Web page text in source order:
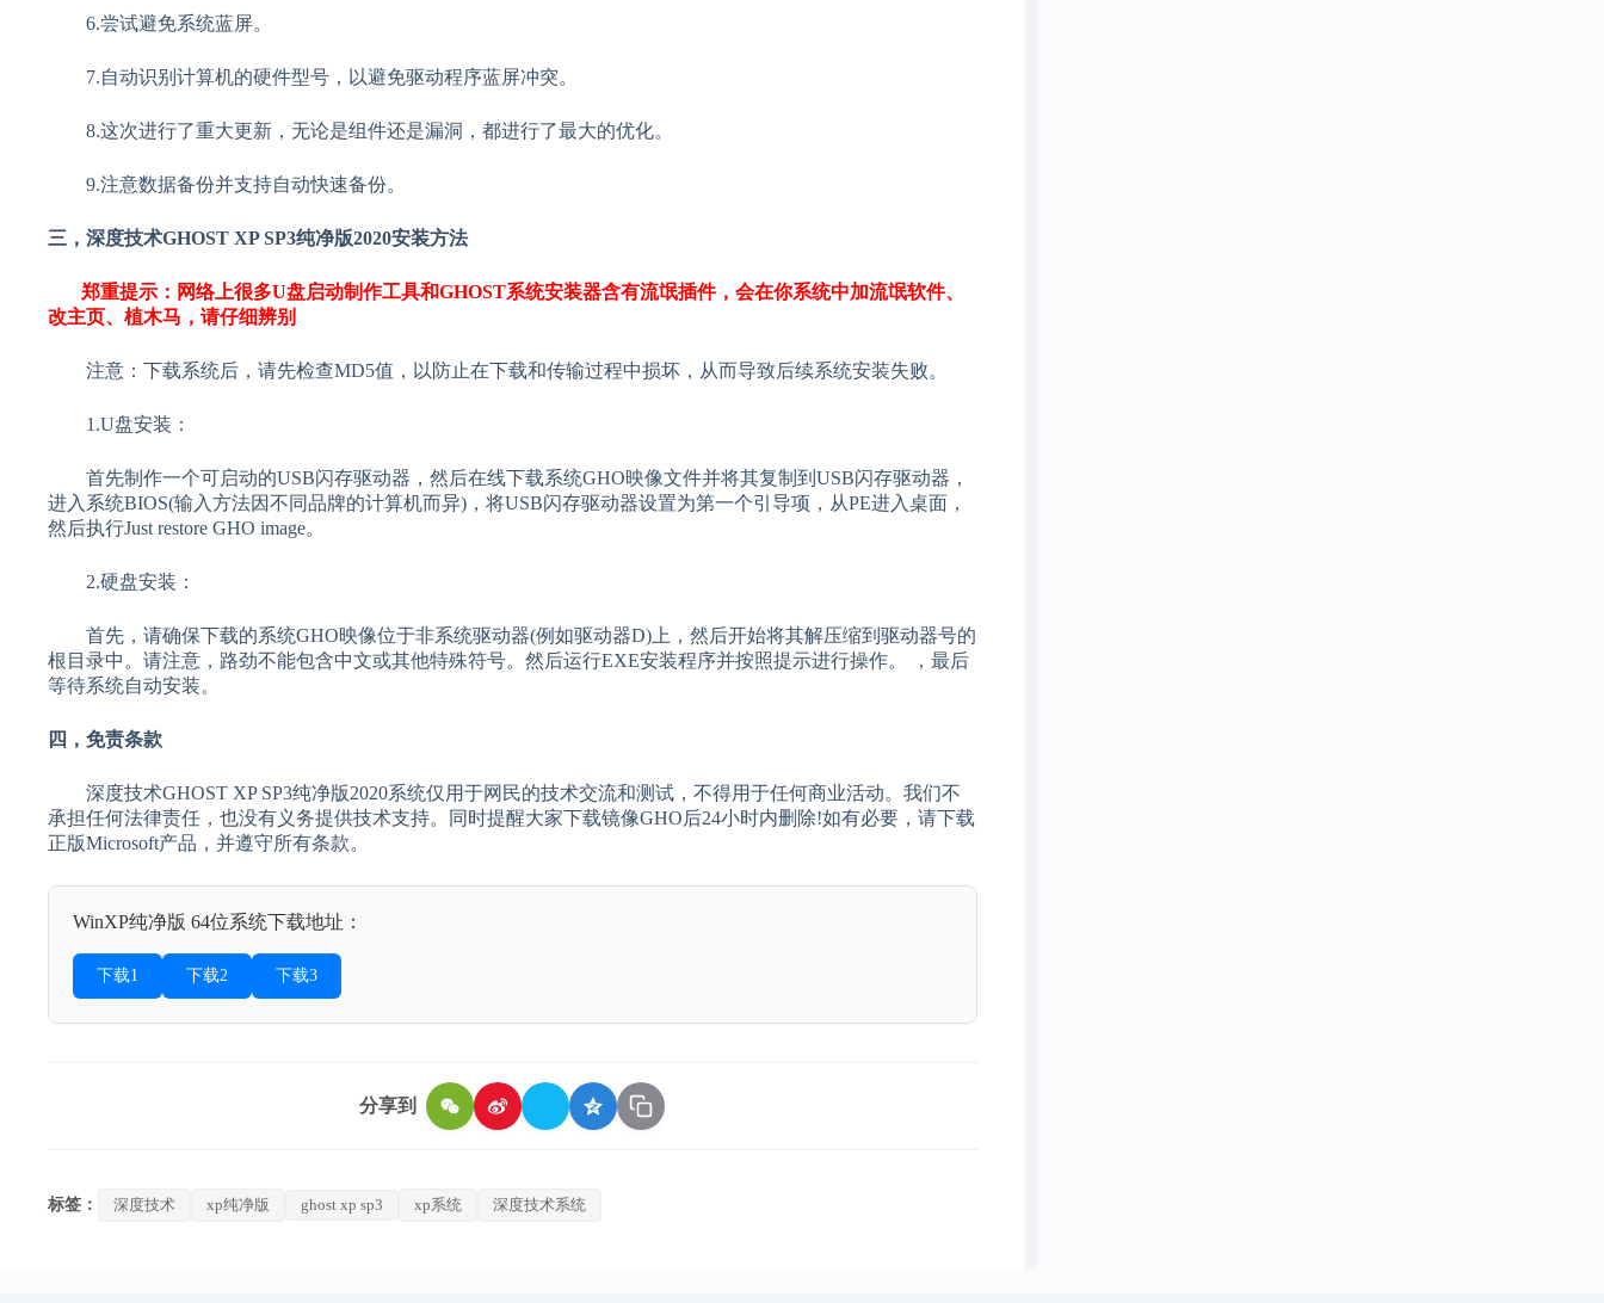
6.尝试避免系统蓝屏。
7.自动识别计算机的硬件型号，以避免驱动程序蓝屏冲突。
8.这次进行了重大更新，无论是组件还是漏洞，都进行了最大的优化。
9.注意数据备份并支持自动快速备份。
三，深度技术GHOST XP SP3纯净版2020安装方法
郑重提示：网络上很多U盘启动制作工具和GHOST系统安装器含有流氓插件，会在你系统中加流氓软件、
改主页、植木马，请仔细辨别
注意：下载系统后，请先检查MD5值，以防止在下载和传输过程中损坏，从而导致后续系统安装失败。
1.U盘安装：
首先制作一个可启动的USB闪存驱动器，然后在线下载系统GHO映像文件并将其复制到USB闪存驱动器，
进入系统BIOS(输入方法因不同品牌的计算机而异)，将USB闪存驱动器设置为第一个引导项，从PE进入桌面，
然后执行Just restore GHO image。
2.硬盘安装：
首先，请确保下载的系统GHO映像位于非系统驱动器(例如驱动器D)上，然后开始将其解压缩到驱动器号的
根目录中。请注意，路劲不能包含中文或其他特殊符号。然后运行EXE安装程序并按照提示进行操作。 ，最后
等待系统自动安装。
四，免责条款
深度技术GHOST XP SP3纯净版2020系统仅用于网民的技术交流和测试，不得用于任何商业活动。我们不
承担任何法律责任，也没有义务提供技术支持。同时提醒大家下载镜像GHO后24小时内删除!如有必要，请下载
正版Microsoft产品，并遵守所有条款。
WinXP纯净版 64位系统下载地址：
下载1 下载2 下载3
分享到
标签： 深度技术 xp纯净版 ghost xp sp3 xp系统 深度技术系统